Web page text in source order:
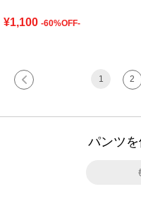
¥1,100 -60%OFF-
1 2
パンツ